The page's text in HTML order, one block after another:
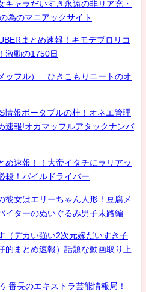
キャラだいすき永遠の非リア充・
為のマニアックサイト
まとめ速報！キモデブロリコ
激動の1750日
ッフル） ひきこもりニートのオ
情報ポータブルの杜！オネエ管理
速報!オカマッフルアタックナンバ
め速報！！大帝イタチにラリアッ
殺！パイルドライバー
女はエリーちゃん人形！豆腐メ
イターのぬいぐるみ男子末路編
（デカい強い2次元嫁だいすき子
的まとめ速報）話題な動画取り上
番長のエキストラ芸能情報局！